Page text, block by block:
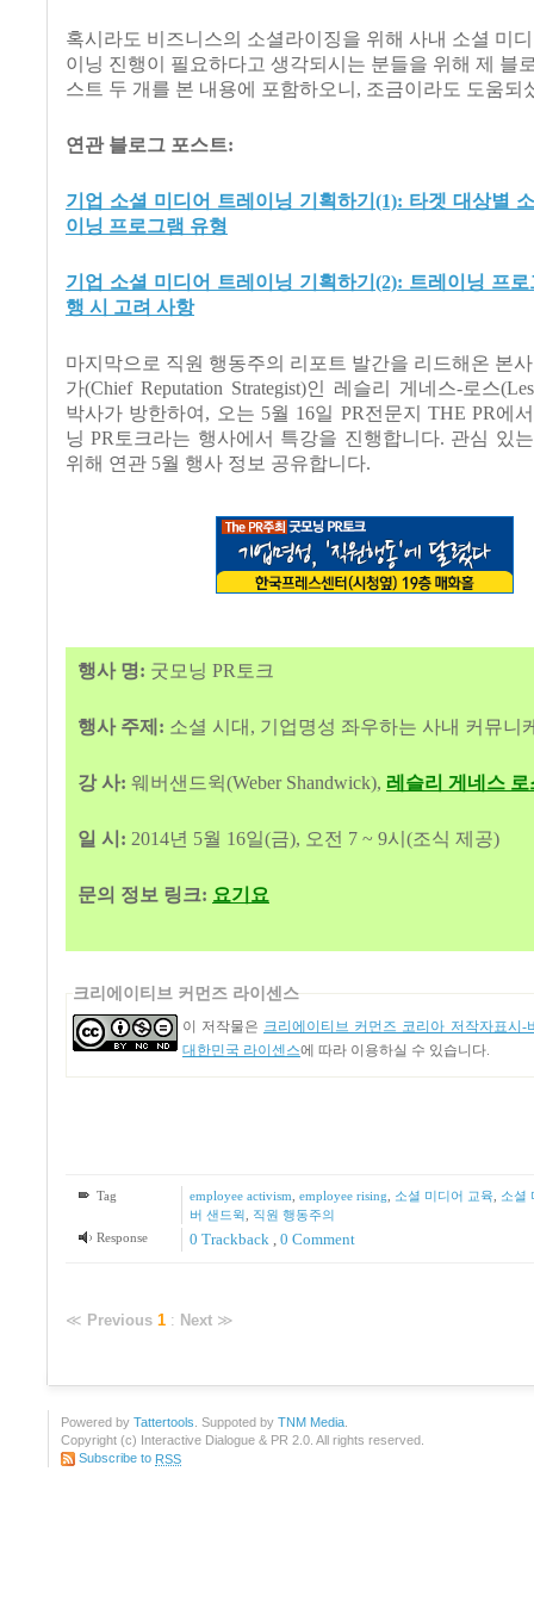
혹시라도 비즈니스의 소셜라이징을 위해 사내 소셜 미
이닝 진행이 필요하다고 생각되시는 분들을 위해 제 블
스트 두 개를 본 내용에 포함하오니, 조금이라도 도움되
연관 블로그 포스트:
기업 소셜 미디어 트레이닝 기획하기(1): 타겟 대상별
이닝 프로그램 유형
기업 소셜 미디어 트레이닝 기획하기(2): 트레이닝 프
행 시 고려 사항
마지막으로 직원 행동주의 리포트 발간을 리드해온 본
가(Chief Reputation Strategist)인 레슬리 게네스-로스
박사가 방한하여, 오는 5월 16일 PR전문지 THE PR에
닝 PR토크라는 행사에서 특강을 진행합니다. 관심 있
위해 연관 5월 행사 정보 공유합니다.
행사 명: 굿모닝 PR토크
행사 주제: 소셜 시대, 기업명성 좌우하는 사내 커뮤니
강 사: 웨버샌드윅(Weber Shandwick), 레슬리 게네스
일 시: 2014년 5월 16일(금), 오전 7 ~ 9시(조식 제공)
문의 정보 링크: 요기요
크리에이티브 커먼즈 라이센스
이 저작물은 크리에이티브 커먼즈 코리아 저작자표시-
대한민국 라이센스에 따라 이용하실 수 있습니다.
Tag employee activism employee rising 소셜 미디어 교육
소셜
버 샌드윅
직원 행동주의
Response
0 Trackback , 0 Comment
≪ Previous 1 : Next ≫
Powered by Tattertools . Suppoted by TNM Media
Copyright (c) Interactive Dialogue & PR 2.0. All rights reserved.
Subscribe to RSS